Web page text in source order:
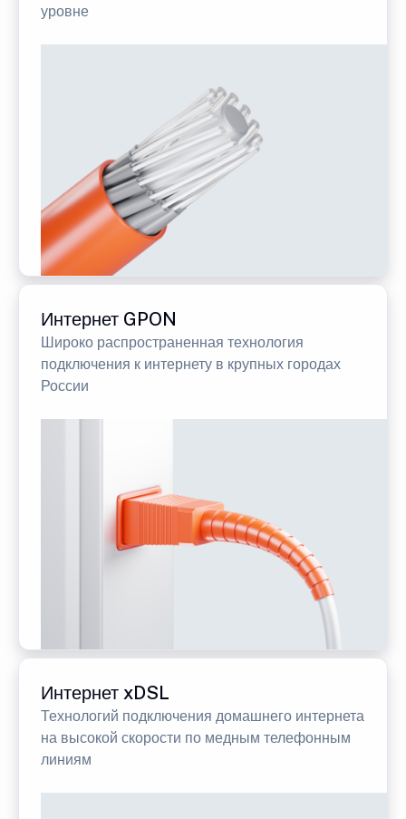
уровне
Интернет GPON
Широко распространенная технология
подключения к интернету в крупных городах
России
Интернет xDSL
Технологий подключения домашнего интернета
на высокой скорости по медным телефонным
линиям